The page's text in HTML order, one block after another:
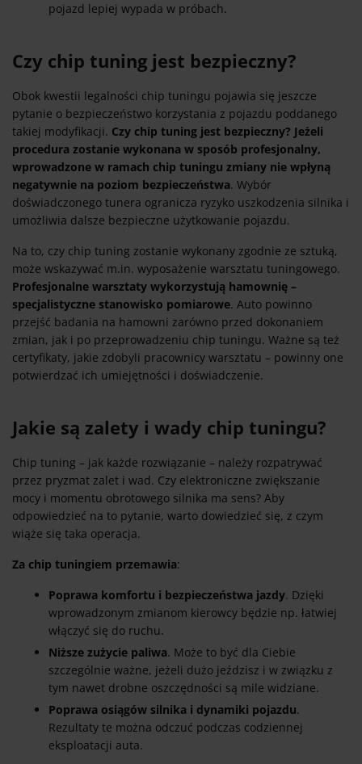
pojazd lepiej wypada w próbach.
Czy chip tuning jest bezpieczny?
Obok kwestii legalności chip tuningu pojawia się jeszcze
pytanie o bezpieczeństwo korzystania z pojazdu poddanego
takiej modyfikacji. Czy chip tuning jest bezpieczny? Jeżeli
procedura zostanie wykonana w sposób profesjonalny,
wprowadzone w ramach chip tuningu zmiany nie wpłyną
negatywnie na poziom bezpieczeństwa. Wybór
doświadczonego tunera ogranicza ryzyko uszkodzenia silnika i
umożliwia dalsze bezpieczne użytkowanie pojazdu.
Na to, czy chip tuning zostanie wykonany zgodnie ze sztuką,
może wskazywać m.in. wyposażenie warsztatu tuningowego.
Profesjonalne warsztaty wykorzystują hamownię –
specjalistyczne stanowisko pomiarowe. Auto powinno
przejść badania na hamowni zarówno przed dokonaniem
zmian, jak i po przeprowadzeniu chip tuningu. Ważne są też
certyfikaty, jakie zdobyli pracownicy warsztatu – powinny one
potwierdzać ich umiejętności i doświadczenie.
Jakie są zalety i wady chip tuningu?
Chip tuning – jak każde rozwiązanie – należy rozpatrywać
przez pryzmat zalet i wad. Czy elektroniczne zwiększanie
mocy i momentu obrotowego silnika ma sens? Aby
odpowiedzieć na to pytanie, warto dowiedzieć się, z czym
wiąże się taka operacja.
Za chip tuningiem przemawia:
Poprawa komfortu i bezpieczeństwa jazdy. Dzięki
wprowadzonym zmianom kierowcy będzie np. łatwiej
włączyć się do ruchu.
Niższe zużycie paliwa. Może to być dla Ciebie
szczególnie ważne, jeżeli dużo jeździsz i w związku z
tym nawet drobne oszczędności są mile widziane.
Poprawa osiągów silnika i dynamiki pojazdu.
Rezultaty te można odczuć podczas codziennej
eksploatacji auta.